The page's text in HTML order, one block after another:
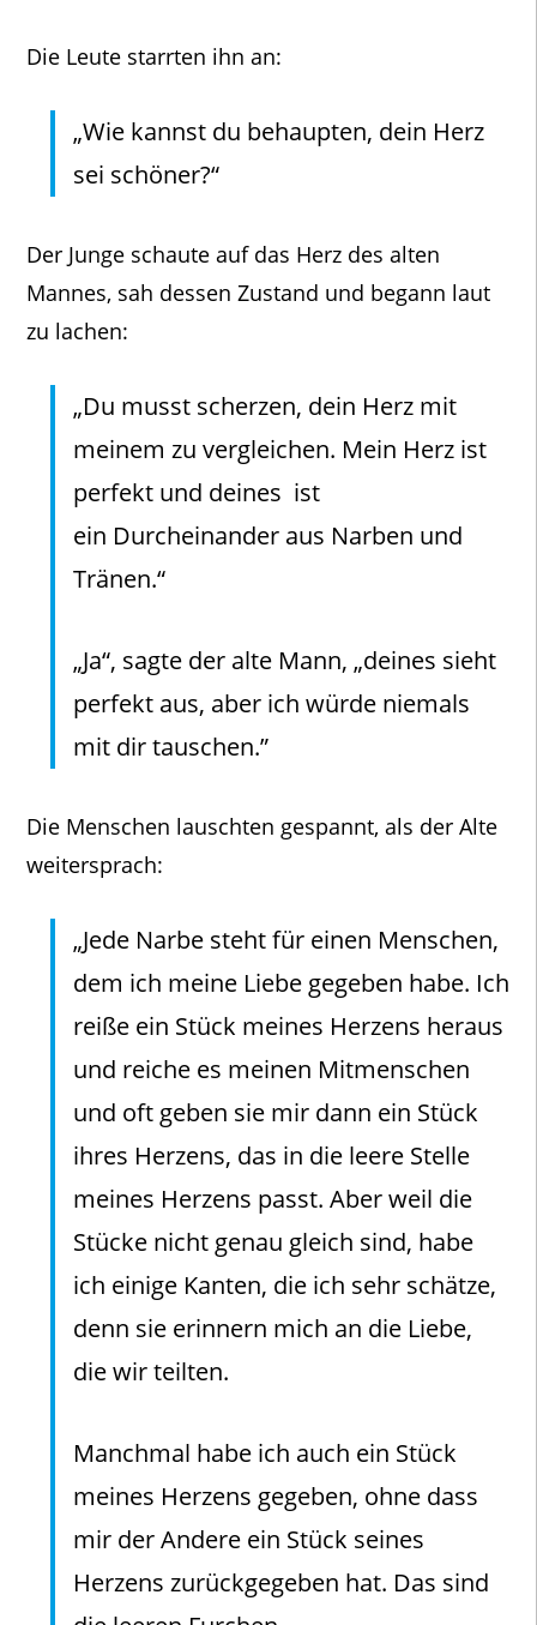
Die Leute starrten ihn an:
„Wie kannst du behaupten, dein Herz
sei schöner?“
Der Junge schaute auf das Herz des alten
Mannes, sah dessen Zustand und begann laut
zu lachen:
„Du musst scherzen, dein Herz mit
meinem zu vergleichen. Mein Herz ist
perfekt und deines ist
ein Durcheinander aus Narben und
Tränen.“
„Ja“, sagte der alte Mann, „deines sieht
perfekt aus, aber ich würde niemals
mit dir tauschen.”
Die Menschen lauschten gespannt, als der Alte
weitersprach:
„Jede Narbe steht für einen Menschen,
dem ich meine Liebe gegeben habe. Ich
reiße ein Stück meines Herzens heraus
und reiche es meinen Mitmenschen
und oft geben sie mir dann ein Stück
ihres Herzens, das in die leere Stelle
meines Herzens passt. Aber weil die
Stücke nicht genau gleich sind, habe
ich einige Kanten, die ich sehr schätze,
denn sie erinnern mich an die Liebe,
die wir teilten.
Manchmal habe ich auch ein Stück
meines Herzens gegeben, ohne dass
mir der Andere ein Stück seines
Herzens zurückgegeben hat. Das sind